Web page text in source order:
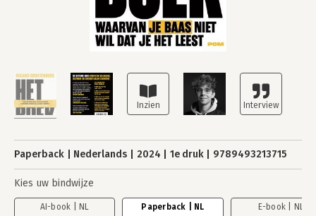
Paperback Nederlands 2024 1e druk 9789493213715
Kies uw bindwijze
AI-book | NL Paperback | NL E-book | NL